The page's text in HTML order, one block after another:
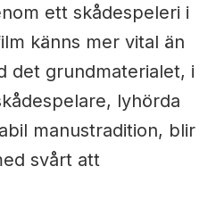
ett skådespeleri i
känns mer vital än
det grundmaterialet, i
lyhörda
manustradition, blir
svårt att